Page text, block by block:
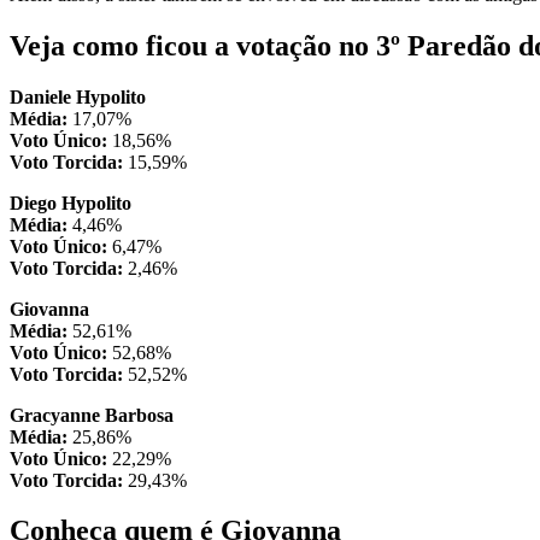
Veja como ficou a votação no 3º Paredão
Daniele Hypolito
Média: 17,07%
Voto Único: 18,56%
Voto Torcida: 15,59%
Diego Hypolito
Média: 4,46%
Voto Único: 6,47%
Voto Torcida: 2,46%
Giovanna
Média: 52,61%
Voto Único: 52,68%
Voto Torcida: 52,52%
Gracyanne Barbosa
Média: 25,86%
Voto Único: 22,29%
Voto Torcida: 29,43%
Conheça quem é Giovanna